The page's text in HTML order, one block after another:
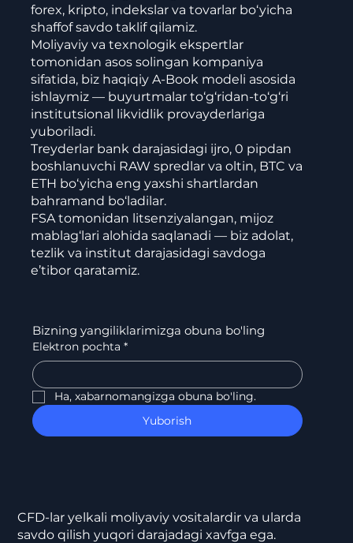
forex, kripto, indekslar va tovarlar bo‘yicha
shaffof savdo taklif qilamiz.
Moliyaviy va texnologik ekspertlar
tomonidan asos solingan kompaniya
sifatida, biz haqiqiy A-Book modeli asosida
ishlaymiz — buyurtmalar to‘g‘ridan-to‘g‘ri
institutsional likvidlik provayderlariga
yuboriladi.
Treyderlar bank darajasidagi ijro, 0 pipdan
boshlanuvchi RAW spredlar va oltin, BTC va
ETH bo‘yicha eng yaxshi shartlardan
bahramand bo‘ladilar.
FSA tomonidan litsenziyalangan, mijoz
mablag‘lari alohida saqlanadi — biz adolat,
tezlik va institut darajasidagi savdoga
e’tibor qaratamiz.
Bizning yangiliklarimizga obuna bo'ling
Elektron pochta *
Ha, xabarnomangizga obuna bo'ling.
Yuborish
CFD-lar yelkali moliyaviy vositalardir va ularda
savdo qilish yuqori darajadagi xavfga ega.